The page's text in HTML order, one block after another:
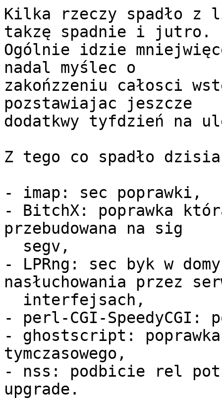
Kilka rzeczy spadło z
takzę spadnie i jutro.
Ogólnie idzie
nadal myślec o
zakońzzeniu całosci
pozstawiajac jeszcze
dodatkwy tyfdzień na
Z tego co spadło
- imap: sec poprawki,
- BitchX: poprawka
przebudowana na sig
- LPRng: sec byk w
nasłuchowania przez
- perl-CGI-SpeedyCGI:
- ghostscript:
tymczasowego,
- nss: podbicie rel
upgrade.